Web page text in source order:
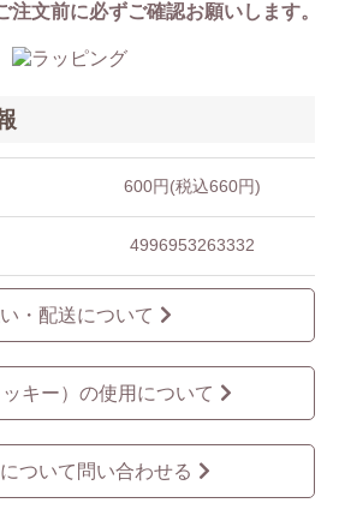
注文前に必ずご確認お願いします。
600円(税込660円)
4996953263332
・配送について
キー）の使用について
ついて問い合わせる